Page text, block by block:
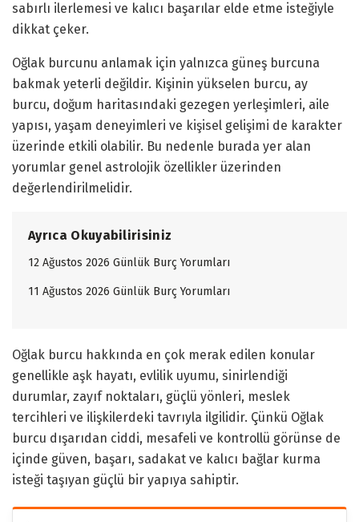
sabırlı ilerlemesi ve kalıcı başarılar elde etme isteğiyle
dikkat çeker.
Oğlak burcunu anlamak için yalnızca güneş burcuna
bakmak yeterli değildir. Kişinin yükselen burcu, ay
burcu, doğum haritasındaki gezegen yerleşimleri, aile
yapısı, yaşam deneyimleri ve kişisel gelişimi de karakter
üzerinde etkili olabilir. Bu nedenle burada yer alan
yorumlar genel astrolojik özellikler üzerinden
değerlendirilmelidir.
Ayrıca Okuyabilirisiniz
12 Ağustos 2026 Günlük Burç Yorumları
11 Ağustos 2026 Günlük Burç Yorumları
Oğlak burcu hakkında en çok merak edilen konular
genellikle aşk hayatı, evlilik uyumu, sinirlendiği
durumlar, zayıf noktaları, güçlü yönleri, meslek
tercihleri ve ilişkilerdeki tavrıyla ilgilidir. Çünkü Oğlak
burcu dışarıdan ciddi, mesafeli ve kontrollü görünse de
içinde güven, başarı, sadakat ve kalıcı bağlar kurma
isteği taşıyan güçlü bir yapıya sahiptir.